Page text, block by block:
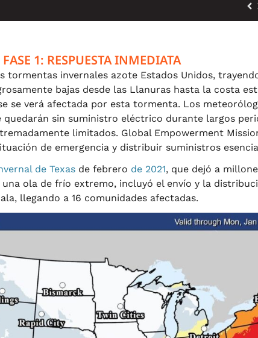
FASE 1: RESPUESTA INMEDIATA
tormentas invernales azote Estados Unidos,
bajas desde las Llanuras hasta la costa
se verá afectada por esta tormenta. Los
quedarán sin suministro eléctrico durante largos
limitados. Global Empowerment
de emergencia y distribuir suministros
de Texas de febrero de 2021, que dejó a
ola de frío extremo, incluyó el envío y la
llegando a 16 comunidades afectadas.